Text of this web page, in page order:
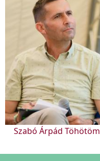
Szabó Árpád Töhötöm